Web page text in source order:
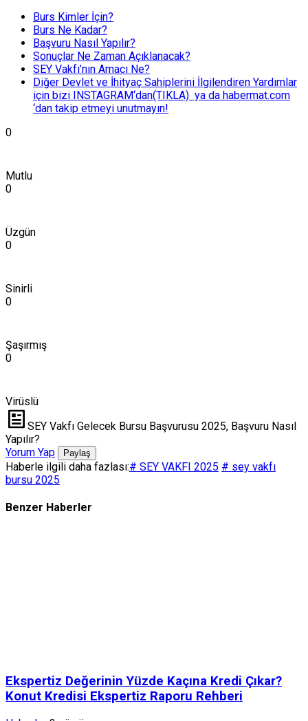
Burs Kimler İçin?
Burs Ne Kadar?
Başvuru Nasıl Yapılır?
Sonuçlar Ne Zaman Açıklanacak?
SEY Vakfı’nın Amacı Ne?
Diğer Devlet ve İhityaç Sahiplerini İlgilendiren Yardımlar
için bizi INSTAGRAM‘dan(TIKLA) ya da habermat.com
‘dan takip etmeyi unutmayın!
0
Mutlu
0
Üzgün
0
Sinirli
0
Şaşırmış
0
Virüslü
SEY Vakfı Gelecek Bursu Başvurusu 2025, Başvuru Nasıl
Yapılır?
Yorum Yap
Paylaş
Haberle ilgili daha fazlası:# SEY VAKFI 2025 # sey vakfı
bursu 2025
Benzer Haberler
Ekspertiz Değerinin Yüzde Kaçına Kredi Çıkar?
Konut Kredisi Ekspertiz Raporu Rehberi